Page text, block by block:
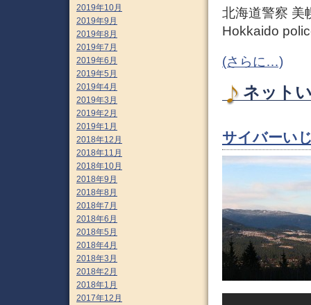
北海道警察 美
Hokkaido
(さらに…)
ネット
サイバーい
2019年10月
2019年9月
2019年8月
2019年7月
2019年6月
2019年5月
2019年4月
2019年3月
2019年2月
2019年1月
2018年12月
2018年11月
2018年10月
2018年9月
2018年8月
2018年7月
2018年6月
2018年5月
2018年4月
2018年3月
2018年2月
2018年1月
2017年12月